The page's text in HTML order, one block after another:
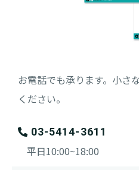
お電話でも承ります。小さ
ください。
03-5414-3611
平日10:00~18:00